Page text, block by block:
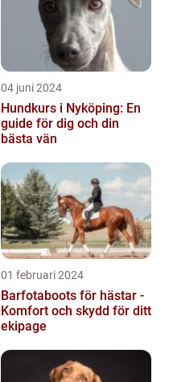
04 juni 2024
Hundkurs i Nyköping: En
guide för dig och din
bästa vän
01 februari 2024
Barfotaboots för hästar -
Komfort och skydd för ditt
ekipage